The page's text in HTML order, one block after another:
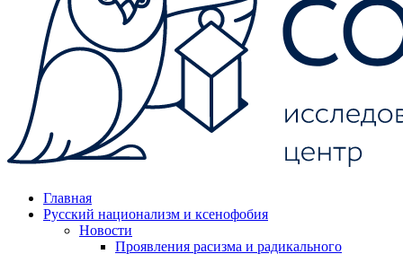
Главная
Русский национализм и ксенофобия
Новости
Проявления расизма и радикального